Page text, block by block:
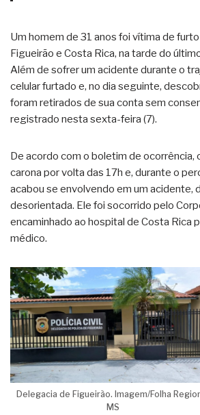
Um homem de 31 anos foi vítima de
Figueirão e Costa Rica, na tarde do
Além de sofrer um acidente durante o
celular furtado e, no dia seguinte,
foram retirados de sua conta sem
registrado nesta sexta-feira (7).
De acordo com o boletim de ocorrência,
carona por volta das 17h e, durante o
acabou se envolvendo em um acidente,
desorientada. Ele foi socorrido pelo
encaminhado ao hospital de Costa Rica
médico.
Delegacia de Figueirão. Imagem/Folha
MS